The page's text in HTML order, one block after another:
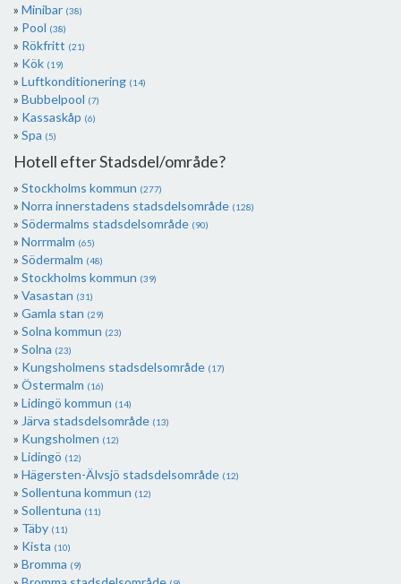
Minibar (38)
Pool (38)
Rökfritt (21)
Kök (19)
Luftkonditionering (14)
Bubbelpool (7)
Kassaskåp (6)
Spa (5)
Hotell efter Stadsdel/område?
Stockholms kommun (277)
Norra innerstadens stadsdelsområde (128)
Södermalms stadsdelsområde (90)
Norrmalm (65)
Södermalm (48)
Stockholms kommun (39)
Vasastan (31)
Gamla stan (29)
Solna kommun (23)
Solna (23)
Kungsholmens stadsdelsområde (17)
Östermalm (16)
Lidingö kommun (14)
Järva stadsdelsområde (13)
Kungsholmen (12)
Lidingö (12)
Hägersten-Älvsjö stadsdelsområde (12)
Sollentuna kommun (12)
Sollentuna (11)
Täby (11)
Kista (10)
Bromma (9)